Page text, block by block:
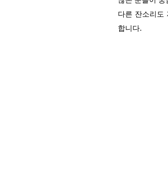
다른 잔소리도
합니다.